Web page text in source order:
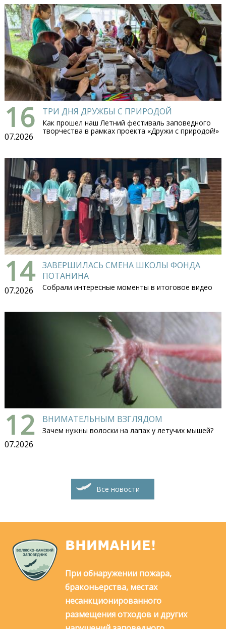
16
07.2026
ТРИ ДНЯ ДРУЖБЫ С ПРИРОДОЙ
Как прошел наш Летний фестиваль заповедного
творчества в рамках проекта «Дружи с природой!»
14
07.2026
ЗАВЕРШИЛАСЬ СМЕНА ШКОЛЫ ФОНДА
ПОТАНИНА
Собрали интересные моменты в итоговое видео
12
07.2026
ВНИМАТЕЛЬНЫМ ВЗГЛЯДОМ
Зачем нужны волоски на лапах у летучих мышей?
Все новости
ВНИМАНИЕ!
При обнаружении пожара,
браконьерства, местах
несанкционированного
размещения отходов и других